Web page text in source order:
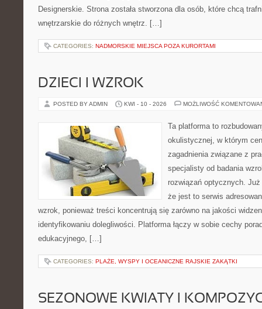
Designerskie. Strona została stworzona dla osób, które chcą
wnętrzarskie do różnych wnętrz. […]
CATEGORIES: NADMORSKIE MIEJSCA POZA KURORTAMI
DZIECI I WZROK
POSTED BY ADMIN KWI - 10 - 2026 MOŻLIWOŚĆ
Ta platforma to
okulistycznej, w którym
zagadnienia związane z
specjalisty od badania
rozwiązań optycznych.
że jest to serwis
wzrok, ponieważ treści koncentrują się zarówno na jakości
identyfikowaniu dolegliwości. Platforma łączy w sobie cechy
edukacyjnego, […]
CATEGORIES: PLAŻE, WYSPY I OCEANICZNE RAJSKIE ZAKĄTKI
SEZONOWE KWIATY I